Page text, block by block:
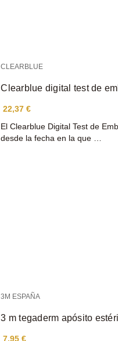
CLEARBLUE
Clearblue digital test de
22,37 €
El Clearblue Digital Test de
desde la fecha en la que …
3M ESPAÑA
3 m tegaderm apósito
7,95 €